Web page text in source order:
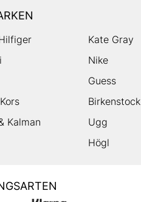
Kate Gray
Nike
Guess
Birkenstock
Kalman
Ugg
Högl